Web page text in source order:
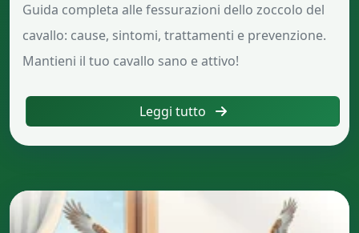
Guida completa alle fessurazioni dello zoccolo del
cavallo: cause, sintomi, trattamenti e prevenzione.
Mantieni il tuo cavallo sano e attivo!
Leggi tutto